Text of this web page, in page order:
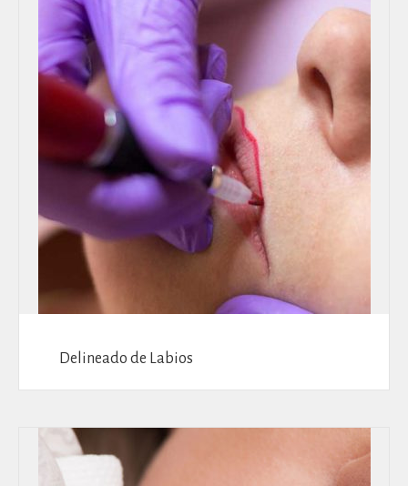
Delineado de Labios